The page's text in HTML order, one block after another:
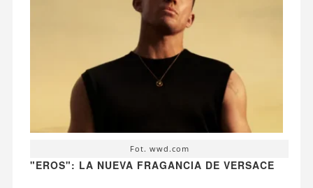
Fot. wwd.com
"EROS": LA NUEVA FRAGANCIA DE VERSACE